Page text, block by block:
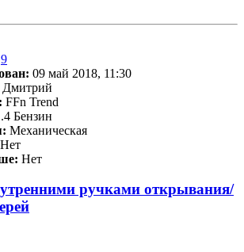
9
09 май 2018, 11:30
Дмитрий
FFn Trend
Бензин
Механическая
Нет
Нет
ручками открывания/